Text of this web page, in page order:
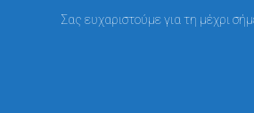
Σας ευχαριστούμε για τη μέχρι